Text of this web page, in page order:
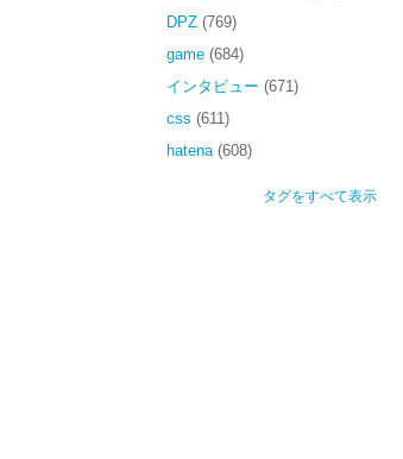
DPZ (769)
game (684)
インタビュー (671)
css (611)
hatena (608)
タグをすべて表示